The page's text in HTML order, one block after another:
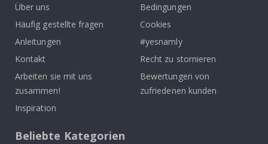
Über uns
Häufig gestellte fragen
Anleitungen
Kontakt
Arbeiten sie mit uns
zusammen!
Inspiration
Bedingungen
Cookies
#yesnamly
Recht zu stornieren
Bewertungen von
zufriedenen kunden
Beliebte Kategorien